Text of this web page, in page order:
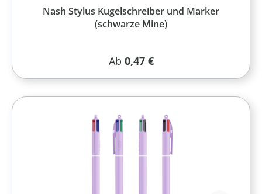
Nash Stylus Kugelschreiber und Marker
(schwarze Mine)
Regulärer Preis:
Ab 0,47 €